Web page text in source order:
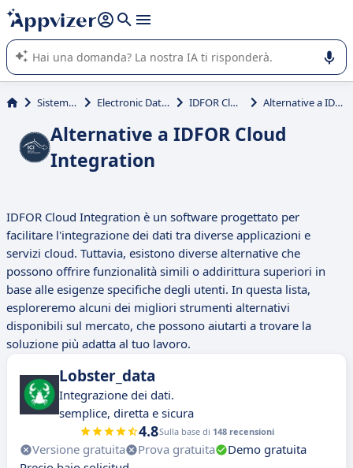
righe con
shift + enter
L'IA di Appvizer vi guida nell'utilizzo o nella scelta di un
software SaaS per la vostra azienda.
Sistemi informativi Electronic Data Interchange (EDI) IDFOR Cloud Integration Alternative a IDFOR Cloud Integration
Alternative a IDFOR Cloud
Integration
IDFOR Cloud Integration è un software progettato per
facilitare l'integrazione dei dati tra diverse applicazioni e
servizi cloud. Tuttavia, esistono diverse alternative che
possono offrire funzionalità simili o addirittura superiori in
base alle esigenze specifiche degli utenti. In questa lista,
esploreremo alcuni dei migliori strumenti alternativi
disponibili sul mercato, che possono aiutarti a trovare la
soluzione più adatta al tuo lavoro.
Lobster_data
Integrazione dei dati.
semplice, diretta e sicura
4.8Sulla base di 148 recensioni
Versione gratuita Prova gratuita
Demo gratuita